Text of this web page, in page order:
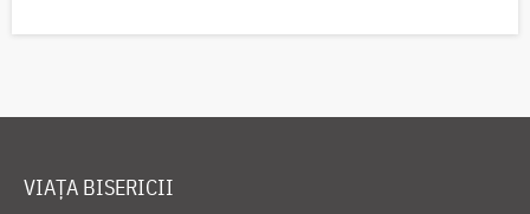
VIAȚA BISERICII